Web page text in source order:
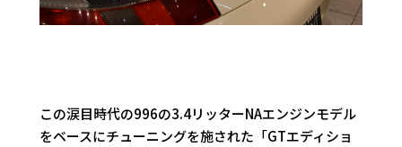
この涙目時代の996の3.4リッターNAエンジンモデル
をベースにチューニングを施された「GTエディショ